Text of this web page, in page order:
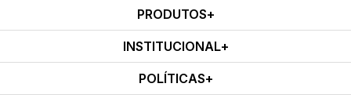
PRODUTOS
INSTITUCIONAL
POLÍTICAS